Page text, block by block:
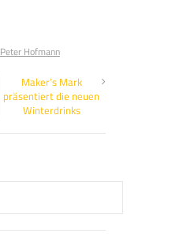
Peter Hofmann
Maker’s Mark
präsentiert die neuen
Winterdrinks